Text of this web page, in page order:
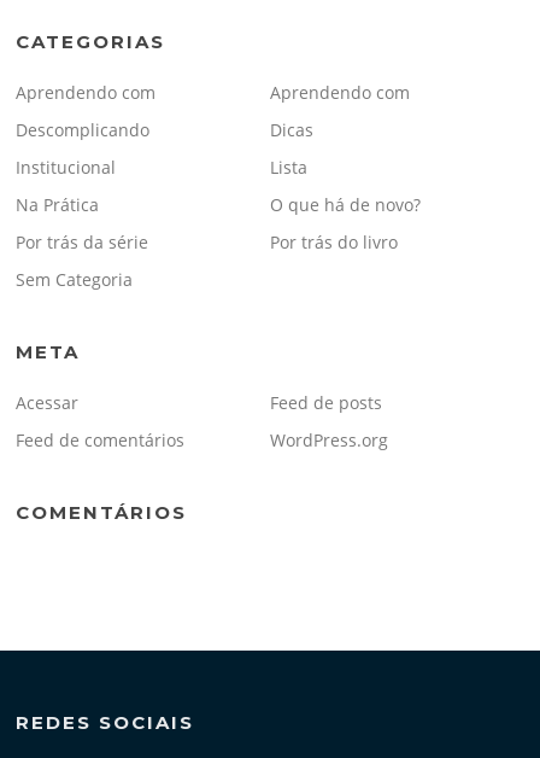
CATEGORIAS
Aprendendo com
Aprendendo com
Descomplicando
Dicas
Institucional
Lista
Na Prática
O que há de novo?
Por trás da série
Por trás do livro
Sem Categoria
META
Acessar
Feed de posts
Feed de comentários
WordPress.org
COMENTÁRIOS
REDES SOCIAIS